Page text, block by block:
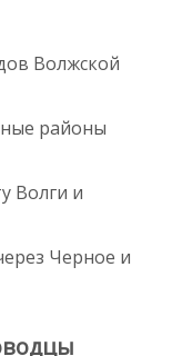
Волжской
районы
Волги и
Черное и